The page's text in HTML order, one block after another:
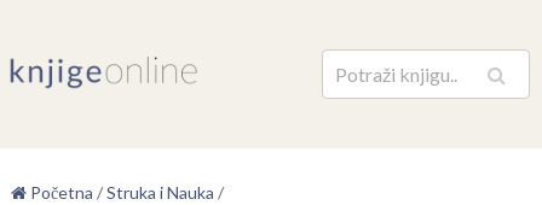
Pretraga
Početna /Struka i Nauka /